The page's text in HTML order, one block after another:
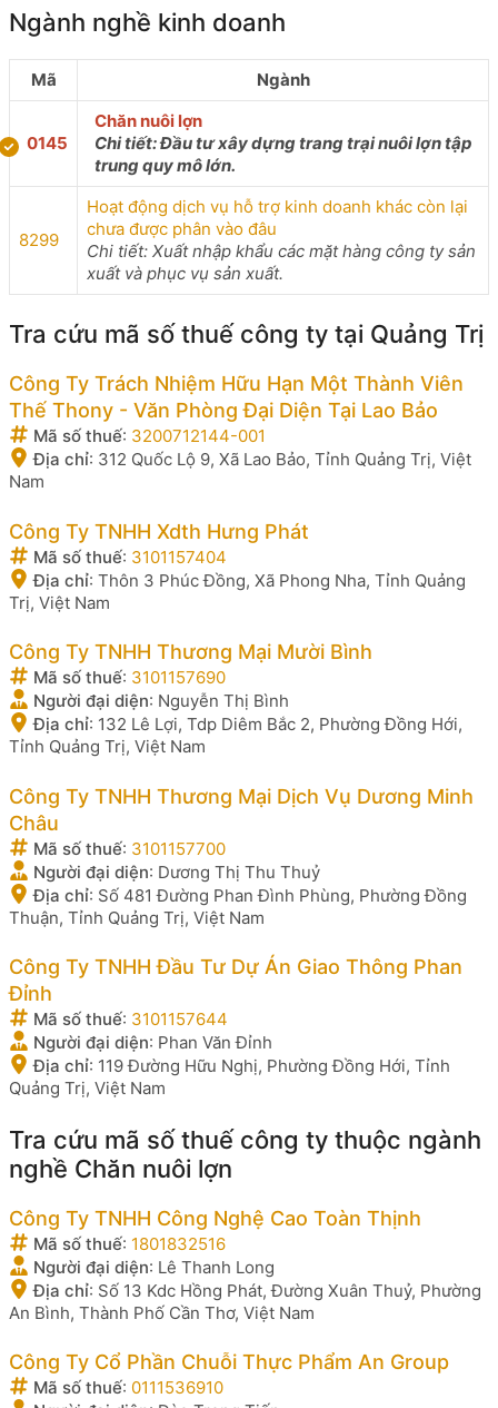
Ngành nghề kinh doanh
Mã Ngành
0145
Chăn nuôi lợn
Chi tiết: Đầu tư xây dựng trang trại nuôi lợn tập
trung quy mô lớn.
8299
Hoạt động dịch vụ hỗ trợ kinh doanh khác còn lại
chưa được phân vào đâu
Chi tiết: Xuất nhập khẩu các mặt hàng công ty sản
xuất và phục vụ sản xuất.
Tra cứu mã số thuế công ty tại Quảng Trị
Công Ty Trách Nhiệm Hữu Hạn Một Thành Viên
Thế Thony - Văn Phòng Đại Diện Tại Lao Bảo
Mã số thuế: 3200712144-001
Địa chỉ: 312 Quốc Lộ 9, Xã Lao Bảo, Tỉnh Quảng Trị, Việt
Nam
Công Ty TNHH Xdth Hưng Phát
Mã số thuế: 3101157404
Địa chỉ: Thôn 3 Phúc Đồng, Xã Phong Nha, Tỉnh Quảng
Trị, Việt Nam
Công Ty TNHH Thương Mại Mười Bình
Mã số thuế: 3101157690
Người đại diện: Nguyễn Thị Bình
Địa chỉ: 132 Lê Lợi, Tdp Diêm Bắc 2, Phường Đồng Hới,
Tỉnh Quảng Trị, Việt Nam
Công Ty TNHH Thương Mại Dịch Vụ Dương Minh
Châu
Mã số thuế: 3101157700
Người đại diện: Dương Thị Thu Thuỷ
Địa chỉ: Số 481 Đường Phan Đình Phùng, Phường Đồng
Thuận, Tỉnh Quảng Trị, Việt Nam
Công Ty TNHH Đầu Tư Dự Án Giao Thông Phan
Đỉnh
Mã số thuế: 3101157644
Người đại diện: Phan Văn Đỉnh
Địa chỉ: 119 Đường Hữu Nghị, Phường Đồng Hới, Tỉnh
Quảng Trị, Việt Nam
Tra cứu mã số thuế công ty thuộc ngành
nghề Chăn nuôi lợn
Công Ty TNHH Công Nghệ Cao Toàn Thịnh
Mã số thuế: 1801832516
Người đại diện: Lê Thanh Long
Địa chỉ: Số 13 Kdc Hồng Phát, Đường Xuân Thuỷ, Phường
An Bình, Thành Phố Cần Thơ, Việt Nam
Công Ty Cổ Phần Chuỗi Thực Phẩm An Group
Mã số thuế: 0111536910